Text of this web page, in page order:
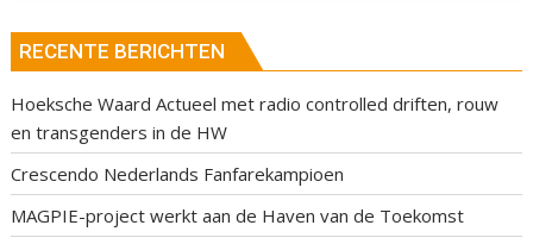
RECENTE BERICHTEN
Hoeksche Waard Actueel met radio controlled driften, rouw
en transgenders in de HW
Crescendo Nederlands Fanfarekampioen
MAGPIE-project werkt aan de Haven van de Toekomst